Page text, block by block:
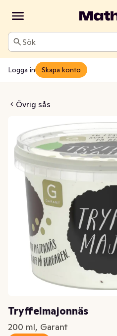
Sök
Logga in Skapa konto
Övrig sås
Tryffelmajonnäs
200 ml, Garant